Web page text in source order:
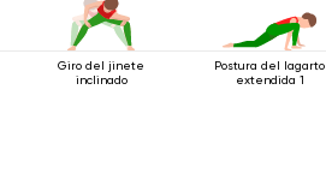
Giro del jinete
inclinado
Postura del lagarto
extendida 1